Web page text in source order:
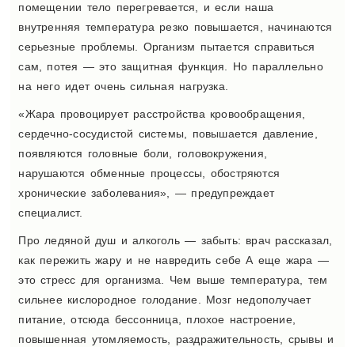
помещении тело перегревается, и если наша
внутренняя температура резко повышается, начинаются
серьезные проблемы. Организм пытается справиться
сам, потея — это защитная функция. Но параллельно
на него идет очень сильная нагрузка.
«Жара провоцирует расстройства кровообращения,
сердечно-сосудистой системы, повышается давление,
появляются головные боли, головокружения,
нарушаются обменные процессы, обостряются
хронические заболевания», — предупреждает
специалист.
Про ледяной душ и алкоголь — забыть: врач рассказал,
как пережить жару и не навредить себе А еще жара —
это стресс для организма. Чем выше температура, тем
сильнее кислородное голодание. Мозг недополучает
питание, отсюда бессонница, плохое настроение,
повышенная утомляемость, раздражительность, срывы и